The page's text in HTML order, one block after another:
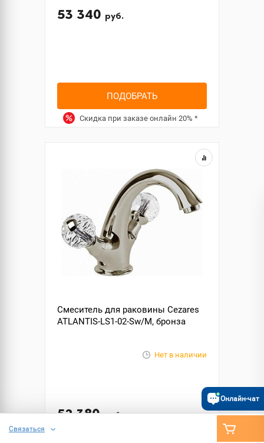
53 340 руб.
ПОДОБРАТЬ
Скидка при заказе онлайн 20% *
Смеситель для раковины Cezares
ATLANTIS-LS1-02-Sw/M, бронза
Нет в наличии
52 380руб.
Связаться
Онлайн-чат